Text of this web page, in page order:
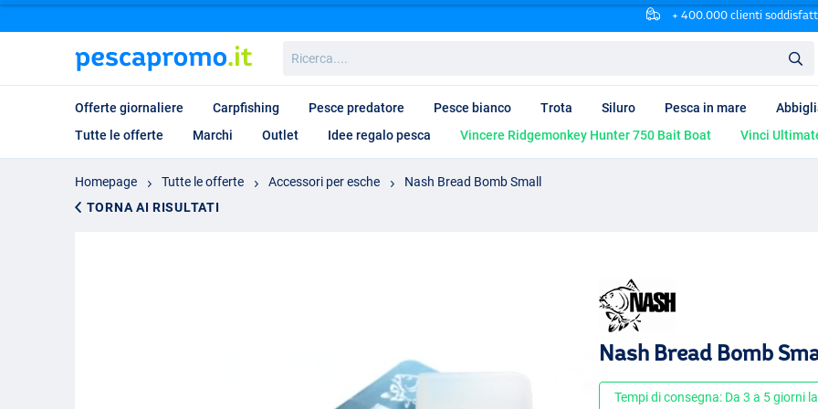
+ 400.000 clienti
Offerte giornaliere Carpfishing Pesce predatore Pesce bianco Trota Siluro Pesca in mare
Tutte le offerte
Marchi Outlet Idee regalo pesca Vincere Ridgemonkey Hunter 750 Bait Boat Vinci
Homepage Tutte le offerte Accessori per esche
Nash Bread Bomb Small
TORNA AI RISULTATI
Nash Bread Bomb
Tempi di consegna: Da 3 a 5 giorni